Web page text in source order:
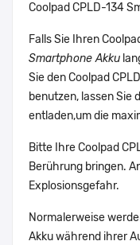
Coolpad CPLD-134
Falls Sie Ihren
Smartphone Akku
Sie den Coolpad
benutzen, lassen Sie
entladen,um die
Bitte Ihre Coolpad
Berührung bringen.
Explosionsgefahr.
Normalerweise
Akku während ihrer